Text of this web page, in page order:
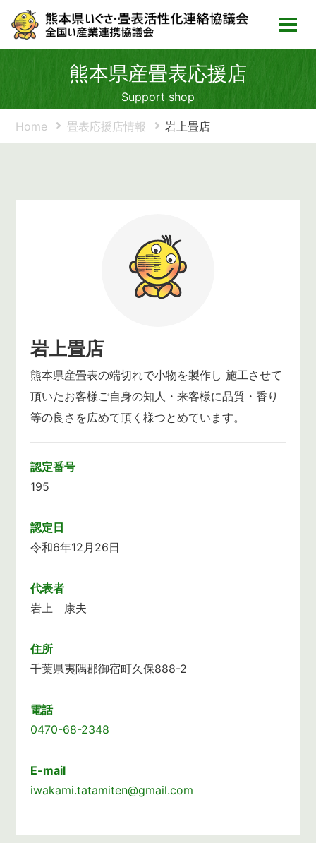
熊本県産畳表応援店
Support shop
Home 畳表応援店情報 岩上畳店
岩上畳店
熊本県産畳表の端切れで小物を製作し 施工させて
頂いたお客様ご自身の知人・来客様に品質・香り
等の良さを広めて頂く様つとめています。
認定番号
195
認定日
令和6年12月26日
代表者
岩上 康夫
住所
千葉県夷隅郡御宿町久保888-2
電話
0470-68-2348
E-mail
iwakami.tatamiten@gmail.com